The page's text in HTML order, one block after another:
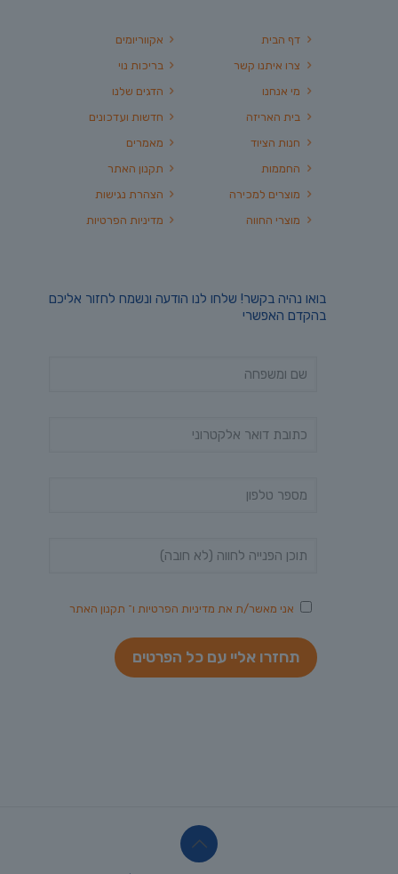
אקווריומים
בריכות נוי
הדגים שלנו
חדשות ועדכונים
מאמרים
תקנון האתר
הצהרת נגישות
מדיניות הפרטיות
דף הבית
צרו איתנו קשר
מי אנחנו
בית האריזה
חנות הציוד
החממות
מוצרים למכירה
מוצרי החווה
בואו נהיה בקשר! שלחו לנו הודעה ונשמח לחזור אליכם
בהקדם האפשרי
אני מאשר/ת את מדיניות הפרטיותו־ תקנון האתר